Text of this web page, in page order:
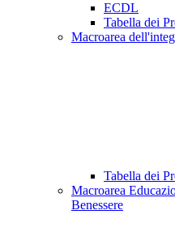
ECDL
Tabella dei
Macroarea
Tabella dei
Macroarea
Benessere